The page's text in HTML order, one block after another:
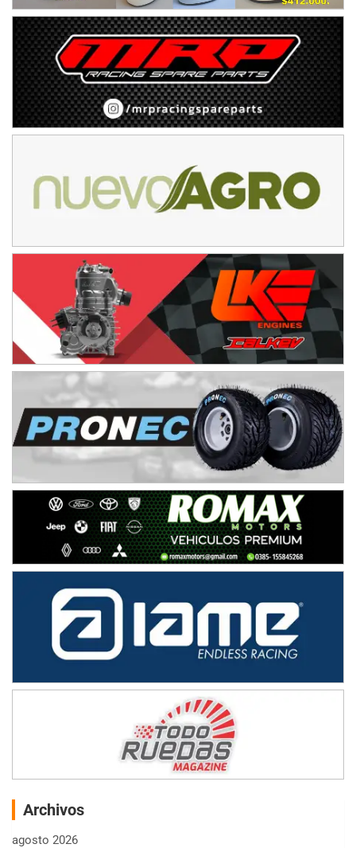
Archivos
agosto 2026